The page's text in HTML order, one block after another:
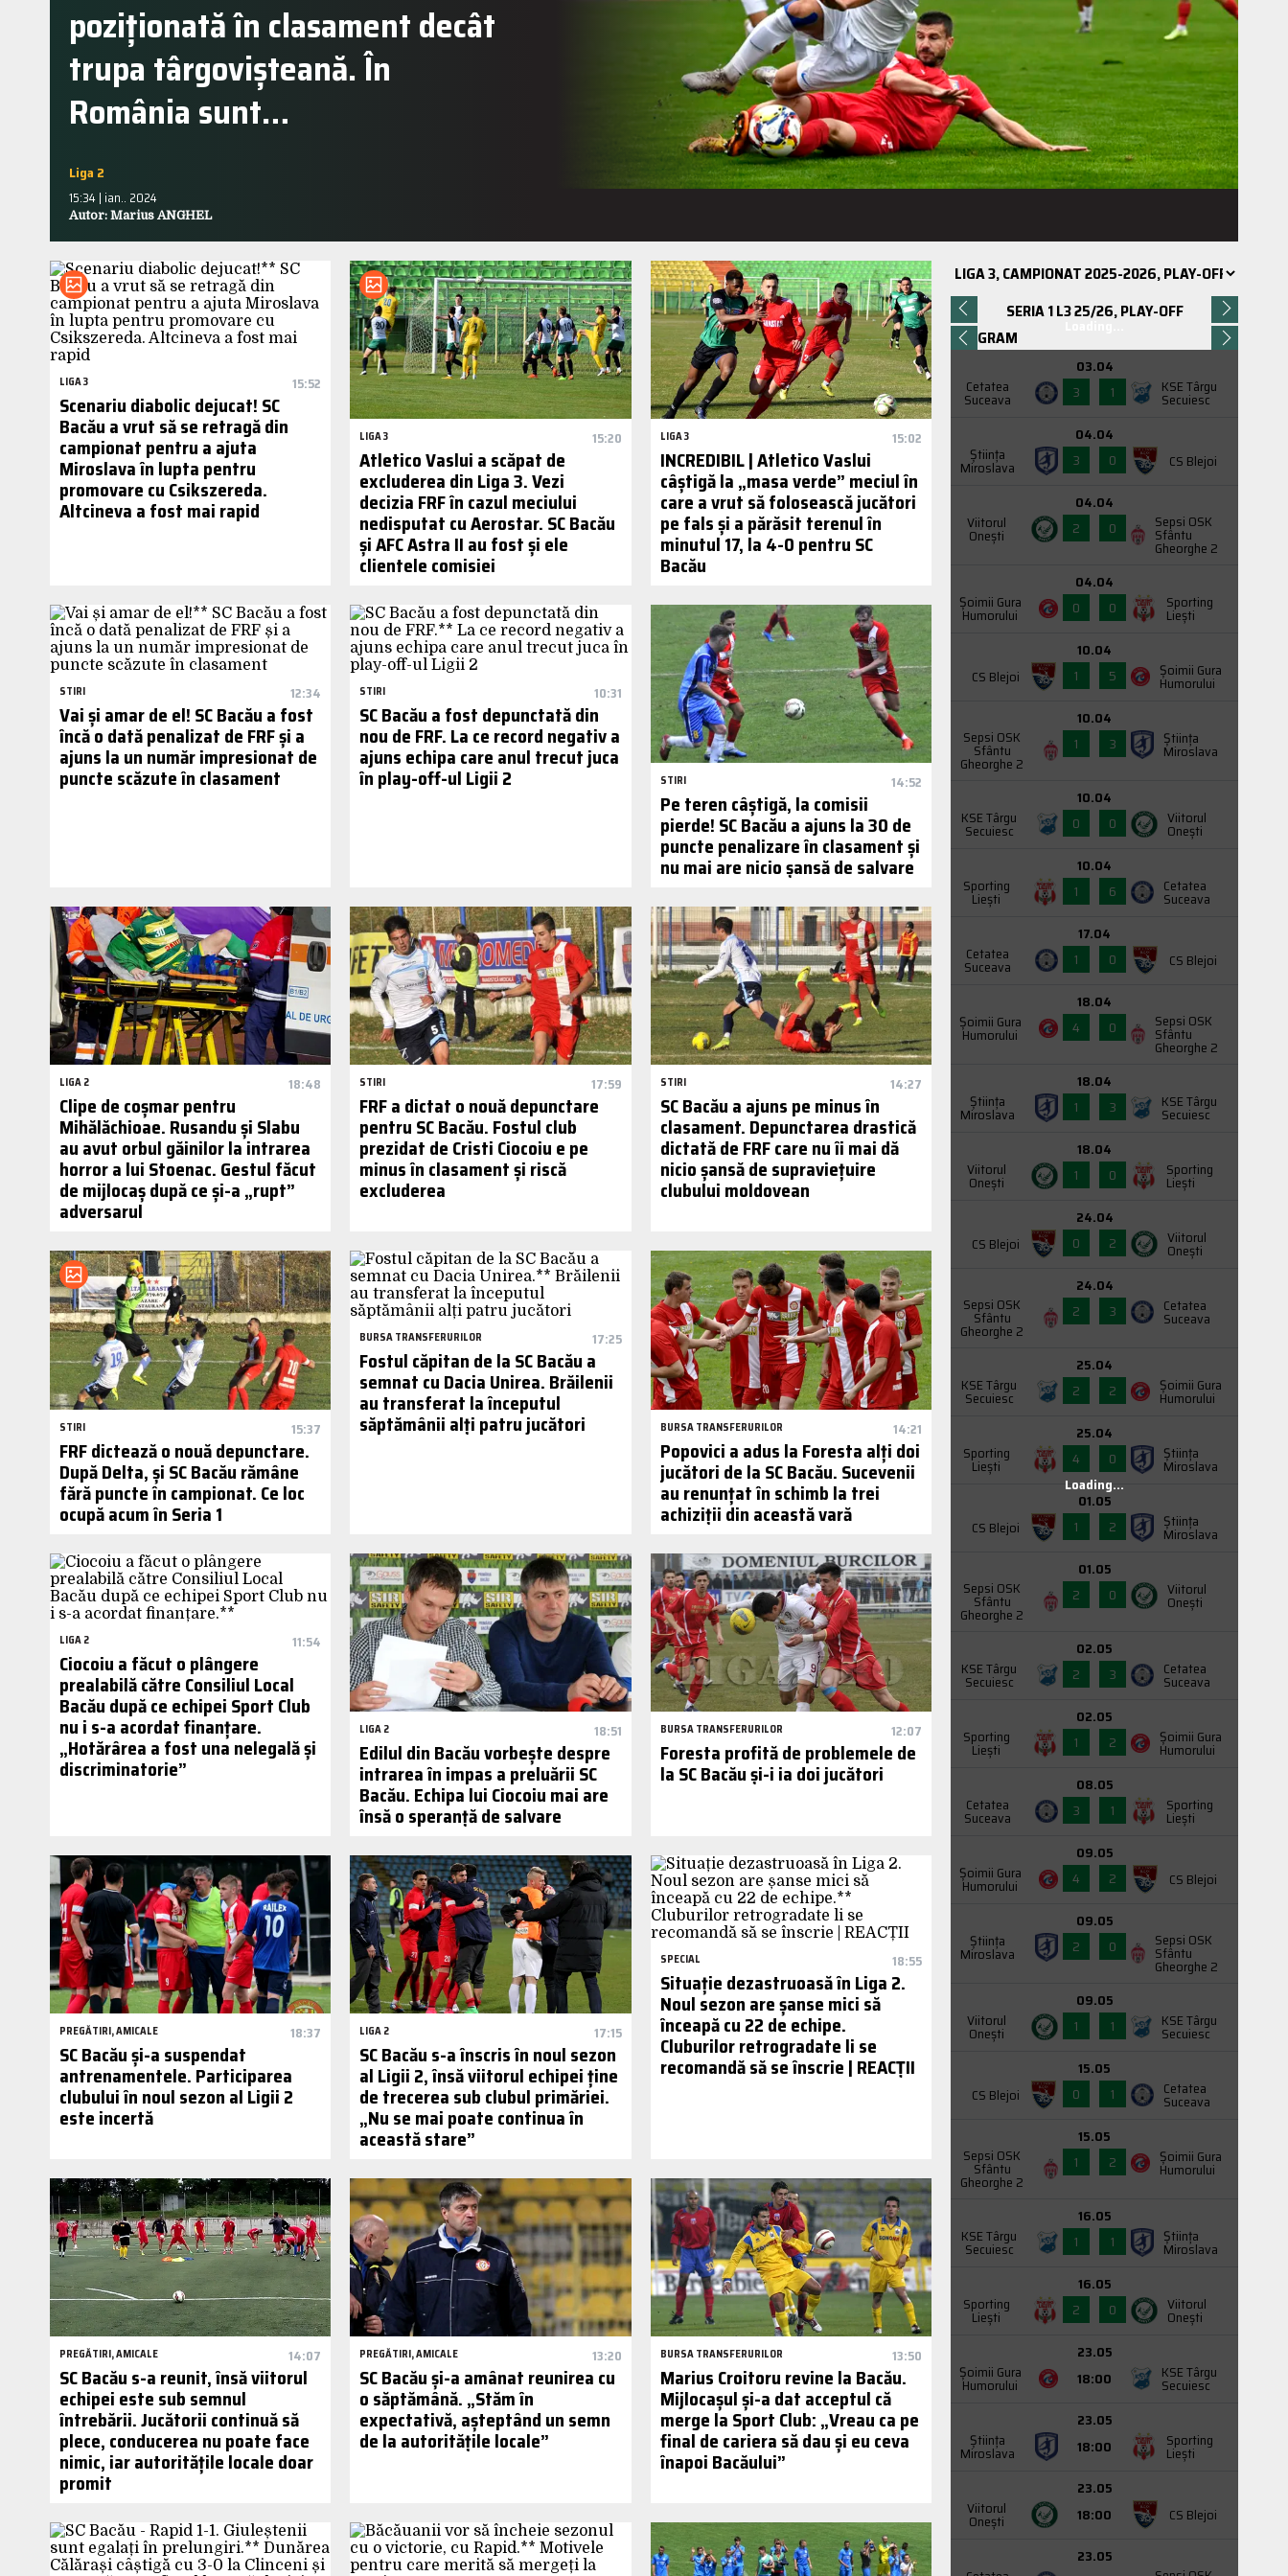
poziționată în clasament decât
trupa târgovișteană. În
România sunt…
Liga 2
15:34 | ian.. 2024
Autor: Marius ANGHEL
LIGA 3 15:52
Scenariu diabolic dejucat! SC
Bacău a vrut să se retragă din
campionat pentru a ajuta
Miroslava în lupta pentru
promovare cu Csikszereda.
Altcineva a fost mai rapid
LIGA 3 15:20
Atletico Vaslui a scăpat de
excluderea din Liga 3. Vezi
decizia FRF în cazul meciului
nedisputat cu Aerostar. SC Bacău
și AFC Astra II au fost și ele
clientele comisiei
LIGA 3 15:02
INCREDIBIL | Atletico Vaslui
câștigă la „masa verde” meciul în
care a vrut să folosească jucători
pe fals și a părăsit terenul în
minutul 17, la 4-0 pentru SC
Bacău
STIRI 12:34
Vai și amar de el! SC Bacău a fost
încă o dată penalizat de FRF și a
ajuns la un număr impresionat de
puncte scăzute în clasament
STIRI 10:31
SC Bacău a fost depunctată din
nou de FRF. La ce record negativ a
ajuns echipa care anul trecut juca
în play-off-ul Ligii 2 STIRI 14:52
Pe teren câștigă, la comisii
pierde! SC Bacău a ajuns la 30 de
puncte penalizare în clasament și
nu mai are nicio șansă de salvare
LIGA 2 18:48
Clipe de coșmar pentru
Mihălăchioae. Rusandu și Slabu
au avut orbul găinilor la intrarea
horror a lui Stoenac. Gestul făcut
de mijlocaș după ce și-a „rupt”
adversarul
STIRI 17:59
FRF a dictat o nouă depunctare
pentru SC Bacău. Fostul club
prezidat de Cristi Ciocoiu e pe
minus în clasament și riscă
excluderea
STIRI 14:27
SC Bacău a ajuns pe minus în
clasament. Depunctarea drastică
dictată de FRF care nu îi mai dă
nicio șansă de supraviețuire
clubului moldovean
STIRI 15:37
FRF dictează o nouă depunctare.
După Delta, și SC Bacău rămâne
fără puncte în campionat. Ce loc
ocupă acum în Seria 1
BURSA TRANSFERURILOR 17:25
Fostul căpitan de la SC Bacău a
semnat cu Dacia Unirea. Brăilenii
au transferat la începutul
săptămânii alți patru jucători BURSA TRANSFERURILOR 14:21
Popovici a adus la Foresta alți doi
jucători de la SC Bacău. Sucevenii
au renunțat în schimb la trei
achiziții din această vară
LIGA 2 11:54
Ciocoiu a făcut o plângere
prealabilă către Consiliul Local
Bacău după ce echipei Sport Club
nu i s-a acordat finanțare.
„Hotărârea a fost una nelegală și
discriminatorie”
LIGA 2 18:51
Edilul din Bacău vorbește despre
intrarea în impas a preluării SC
Bacău. Echipa lui Ciocoiu mai are
însă o speranță de salvare
BURSA TRANSFERURILOR 12:07
Foresta profită de problemele de
la SC Bacău și-i ia doi jucători
PREGĂTIRI, AMICALE 18:37
SC Bacău și-a suspendat
antrenamentele. Participarea
clubului în noul sezon al Ligii 2
este incertă
LIGA 2 17:15
SC Bacău s-a înscris în noul sezon
al Ligii 2, însă viitorul echipei ține
de trecerea sub clubul primăriei.
„Nu se mai poate continua în
această stare”
SPECIAL 18:55
Situație dezastruoasă în Liga 2.
Noul sezon are șanse mici să
înceapă cu 22 de echipe.
Cluburilor retrogradate li se
recomandă să se înscrie | REACȚII
PREGĂTIRI, AMICALE 14:07
SC Bacău s-a reunit, însă viitorul
echipei este sub semnul
întrebării. Jucătorii continuă să
plece, conducerea nu poate face
nimic, iar autoritățile locale doar
promit
PREGĂTIRI, AMICALE 13:20
SC Bacău și-a amânat reunirea cu
o săptămână. „Stăm în
expectativă, așteptând un semn
de la autoritățile locale”
BURSA TRANSFERURILOR 13:50
Marius Croitoru revine la Bacău.
Mijlocașul și-a dat acceptul că
merge la Sport Club: „Vreau ca pe
final de cariera să dau și eu ceva
înapoi Bacăului”
SERIA 1 L3 25/26, PLAY-OFF
PROGRAM
Cetatea
Suceava
03.04
3
1 KSE Târgu
Secuiesc
Știința
Miroslava
04.04
3
0 CS Blejoi
Viitorul
Onești
04.04
2
0 Sepsi OSK
Sfântu
Gheorghe 2
Şoimii Gura
Humorului
04.04
0
0 Sporting
Liești
CS Blejoi
10.04
1
5 Şoimii Gura
Humorului
Sepsi OSK
Sfântu
Gheorghe 2
10.04
1
3 Știința
Miroslava
KSE Târgu
Secuiesc
10.04
0
0 Viitorul
Onești
Sporting
Liești
10.04
1
6 Cetatea
Suceava
Cetatea
Suceava
17.04
1
0 CS Blejoi
Şoimii Gura
Humorului
18.04
4
0 Sepsi OSK
Sfântu
Gheorghe 2
Știința
Miroslava
18.04
1
3 KSE Târgu
Secuiesc
Viitorul
Onești
18.04
1
0 Sporting
Liești
CS Blejoi
24.04
0
2 Viitorul
Onești
Sepsi OSK
Sfântu
Gheorghe 2
24.04
2
3 Cetatea
Suceava
KSE Târgu
Secuiesc
25.04
2
2 Şoimii Gura
Humorului
Sporting
Liești
25.04
4
0 Știința
Miroslava
CS Blejoi
01.05
1
2 Știința
Miroslava
Sepsi OSK
Sfântu
Gheorghe 2
01.05
2
0 Viitorul
Onești
KSE Târgu
Secuiesc
02.05
2
3 Cetatea
Suceava
Sporting
Liești
02.05
1
2 Şoimii Gura
Humorului
Cetatea
Suceava
08.05
3
1 Sporting
Liești
Şoimii Gura
Humorului
09.05
4
2 CS Blejoi
Știința
Miroslava
09.05
2
0 Sepsi OSK
Sfântu
Gheorghe 2
Viitorul
Onești
09.05
1
1 KSE Târgu
Secuiesc
CS Blejoi
15.05
0
1 Cetatea
Suceava
Sepsi OSK
Sfântu
Gheorghe 2
15.05
1
2 Şoimii Gura
Humorului
KSE Târgu
Secuiesc
16.05
1
1 Știința
Miroslava
Sporting
Liești
16.05
2
0 Viitorul
Onești
Şoimii Gura
Humorului
23.05
18:00
KSE Târgu
Secuiesc
Știința
Miroslava
23.05
18:00
Sporting
Liești
Viitorul
Onești
23.05
18:00
CS Blejoi
23.05
Loading...